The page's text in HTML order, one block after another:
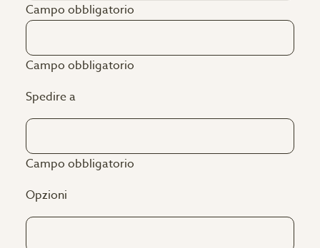
Campo obbligatorio
Campo obbligatorio
Spedire a
Campo obbligatorio
Opzioni